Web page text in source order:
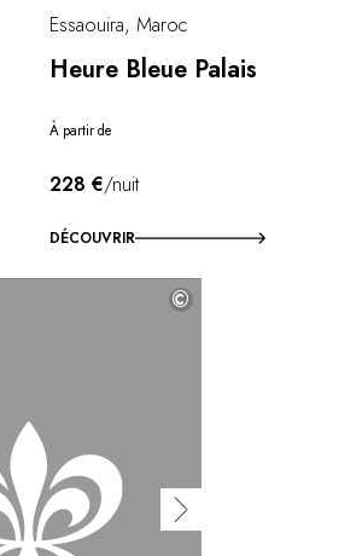
Essaouira, Maroc
Heure Bleue Palais
À partir de
228 €/nuit
DÉCOUVRIR
©